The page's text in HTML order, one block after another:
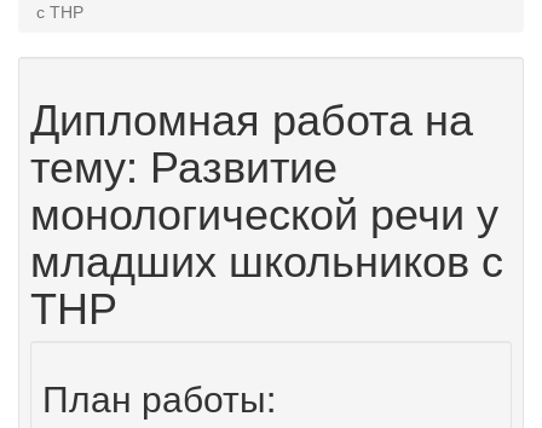
с ТНР
Дипломная работа на
тему: Развитие
монологической речи у
младших школьников с
ТНР
План работы: